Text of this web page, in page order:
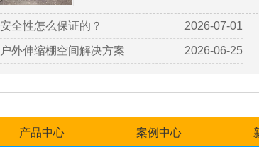
全性怎么保证的？ 2026-07-01
外伸缩棚空间解决方案 2026-06-25
产品中心 案例中心